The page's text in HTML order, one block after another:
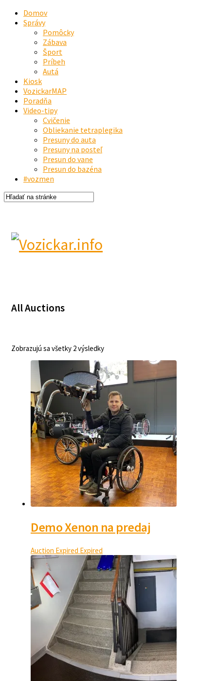
Domov
Správy
Pomôcky
Zábava
Šport
Príbeh
Autá
Kiosk
VozickarMAP
Poradňa
Video-tipy
Cvičenie
Obliekanie tetraplegika
Presuny do auta
Presuny na posteľ
Presun do vane
Presun do bazéna
#vozmen
All Auctions
Zobrazujú sa všetky 2 výsledky
Demo Xenon na predaj
Auction Expired Expired